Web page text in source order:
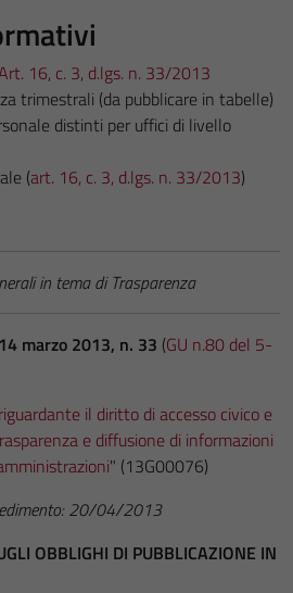
16, c. 3, d.lgs. n. 33/2013
trimestrali (da pubblicare in tabelle)
distinti per uffici di livello
(art. 16, c. 3, d.lgs. n. 33/2013)
in tema di Trasparenza
14 marzo 2013, n. 33 (GU n.80 del 5-
il diritto di accesso civico e
e diffusione di informazioni
" (13G00076)
20/04/2013
OBBLIGHI DI PUBBLICAZIONE IN